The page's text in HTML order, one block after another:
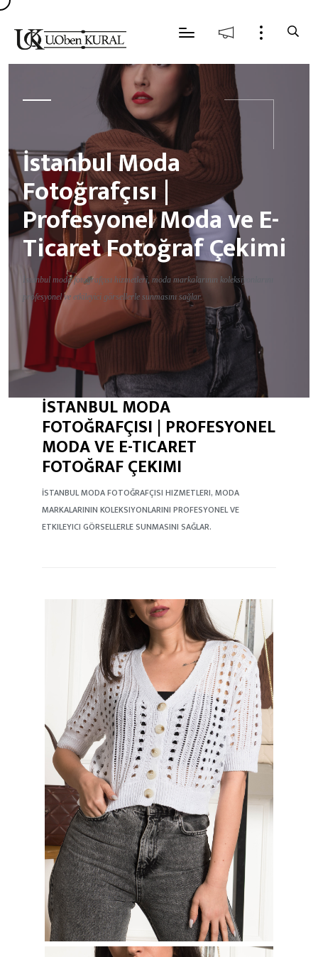
İstanbul Moda
Fotoğrafçısı |
Profesyonel Moda ve E-
Ticaret Fotoğraf Çekimi
İstanbul moda fotoğrafçısı hizmetleri, moda markalarının koleksiyonlarını
profesyonel ve etkileyici görsellerle sunmasını sağlar.
İSTANBUL MODA
FOTOĞRAFÇISI | PROFESYONEL
MODA VE E-TICARET
FOTOĞRAF ÇEKIMI
İSTANBUL MODA FOTOĞRAFÇISI HIZMETLERI, MODA
MARKALARININ KOLEKSIYONLARINI PROFESYONEL VE
ETKILEYICI GÖRSELLERLE SUNMASINI SAĞLAR.